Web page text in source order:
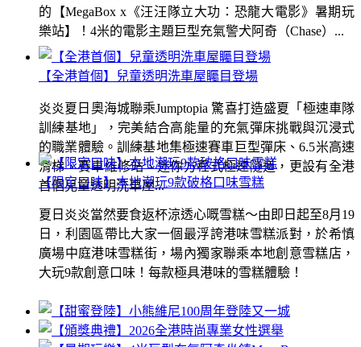
【全港首個】兒童透明洗車屋矚目登場
炎炎夏日奧海城聯乘Jumptopia 驚喜打造盛夏「極速車隊
訓練基地」，完美結合高能量的充氣彈床挑戰與沉浸式
的職業體驗。訓練基地集極速賽車巨型彈床、6.5米高速
滑梯、賽車維修站、迷你方程式極速隧道，更設有全港
首個兒童透明洗車屋...
的【MegaBox x《汪汪隊立大功：恐龍大電影》暑期玩
樂站】！4米的電影主題巨型充氣警犬阿奇（Chase）...
【限定口味】本地潮玩9款破格口味雪糕
夏日炎炎當然要食返杯涼透心嘅雪糕～由即日起至8月19
日，利園區帶比大家一個最浮誇港味雪糕派對，於希慎
廣場中庭港味雪糕街，場內獨家聯乘本地創意雪糕店，
大玩9款創意口味！每款極具港味的雪糕體驗！